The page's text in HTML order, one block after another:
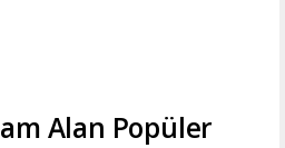
Alan Popüler